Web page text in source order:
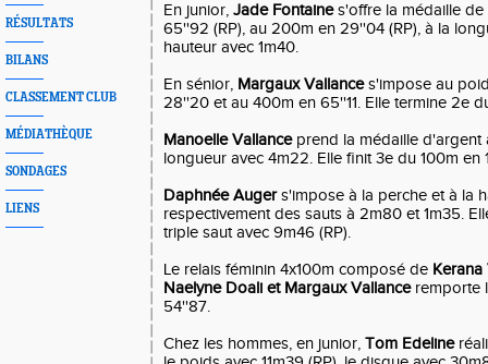
RÉSULTATS
BILANS
CLASSEMENT CLUB
MÉDIATHÈQUE
SONDAGES
LIENS
En junior, Jade Fontaines'offre la médaille
65''92 (RP), au 200m en 29''04 (RP), à la
hauteur avec 1m40.
En sénior, Margaux Vallances'impose au
28''20 et au 400m en 65''11. Elle termine 2e
Manoelle Vallanceprend la médaille d'argent
longueur avec 4m22. Elle finit 3e du 100m en
Daphnée Augers'impose à la perche et à la
respectivement des sauts à 2m80 et 1m35.
triple saut avec 9m46 (RP).
Le relais féminin 4x100m composé de Kerana
Naelyne Doali et Margaux Vallanceremporte
54''87.
Chez les hommes, en junior, Tom Edeline